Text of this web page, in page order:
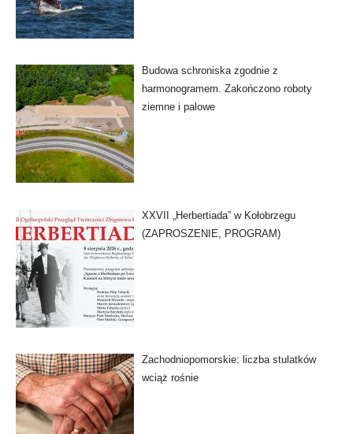
Budowa schroniska zgodnie z
harmonogramem. Zakończono roboty
ziemne i palowe
XXVII „Herbertiada” w Kołobrzegu
(ZAPROSZENIE, PROGRAM)
Zachodniopomorskie: liczba stulatków
wciąż rośnie